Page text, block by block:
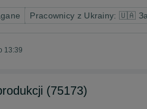
Pracownicy z Ukrainy: 🇺🇦
13:39
(75173)